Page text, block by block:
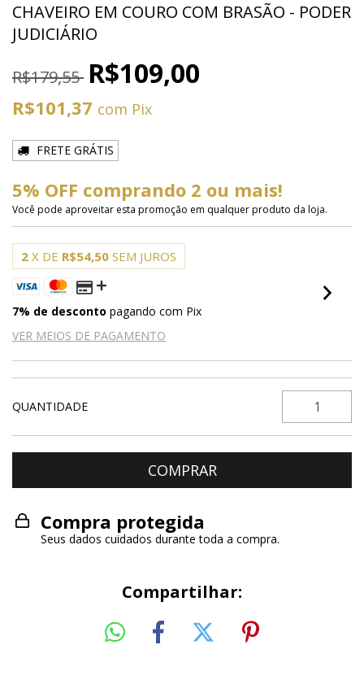
CHAVEIRO EM COURO COM BRASÃO - PODER
JUDICIÁRIO
R$179,55 R$109,00
R$101,37 com Pix
FRETE GRÁTIS
5% OFF comprando 2 ou mais!
Você pode aproveitar esta promoção em qualquer produto da loja.
2 X DE R$54,50 SEM JUROS
7% de desconto pagando com Pix
VER MEIOS DE PAGAMENTO
QUANTIDADE
Compra protegida
Seus dados cuidados durante toda a compra.
Compartilhar: